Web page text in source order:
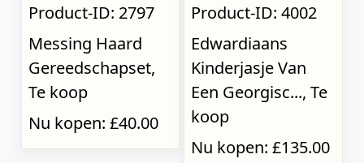
Product-ID: 2797
Messing Haard
Gereedschapset,
Te koop
Nu kopen: £40.00
Product-ID: 4002
Edwardiaans
Kinderjasje Van
Een Georgisc..., Te
koop
Nu kopen: £135.00